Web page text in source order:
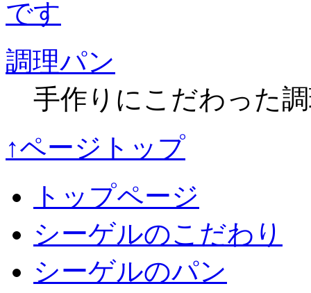
調理パン
手作りにこだわった
↑ページトップ
トップページ
シーゲルのこだわり
シーゲルのパン